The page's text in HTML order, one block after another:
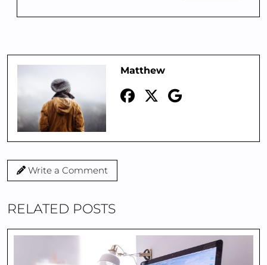
Matthew
Write a Comment
RELATED POSTS